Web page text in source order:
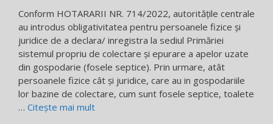
Conform HOTARARII NR. 714/2022, autoritățile centrale
au introdus obligativitatea pentru persoanele fizice și
juridice de a declara/ inregistra la sediul Primăriei
sistemul propriu de colectare și epurare a apelor uzate
din gospodarie (fosele septice). Prin urmare, atât
persoanele fizice cât și juridice, care au in gospodariile
lor bazine de colectare, cum sunt fosele septice, toalete
… Citește mai mult